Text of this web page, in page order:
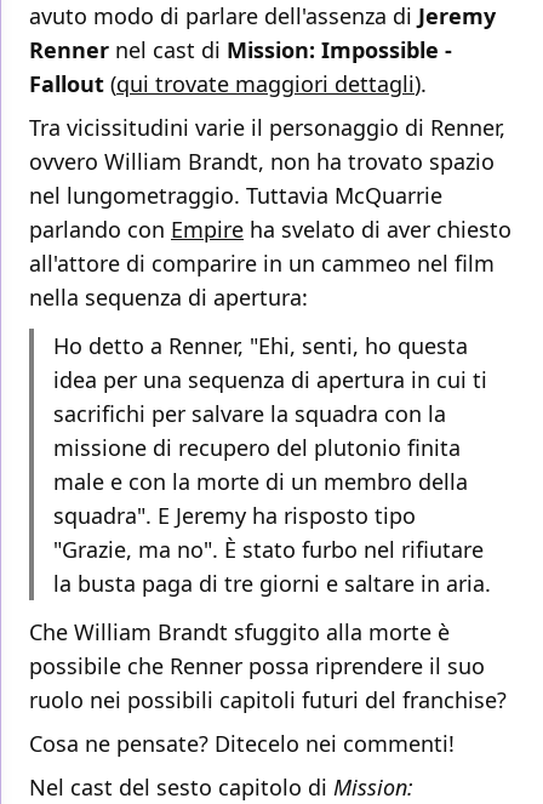
avuto modo di parlare dell'assenza di Jeremy
Renner nel cast di Mission: Impossible -
Fallout (qui trovate maggiori dettagli).
Tra vicissitudini varie il personaggio di Renner,
ovvero William Brandt, non ha trovato spazio
nel lungometraggio. Tuttavia McQuarrie
parlando con Empire ha svelato di aver chiesto
all'attore di comparire in un cammeo nel film
nella sequenza di apertura:
Ho detto a Renner, "Ehi, senti, ho questa
idea per una sequenza di apertura in cui ti
sacrifichi per salvare la squadra con la
missione di recupero del plutonio finita
male e con la morte di un membro della
squadra". E Jeremy ha risposto tipo
"Grazie, ma no". È stato furbo nel rifiutare
la busta paga di tre giorni e saltare in aria.
Che William Brandt sfuggito alla morte è
possibile che Renner possa riprendere il suo
ruolo nei possibili capitoli futuri del franchise?
Cosa ne pensate? Ditecelo nei commenti!
Nel cast del sesto capitolo di Mission: